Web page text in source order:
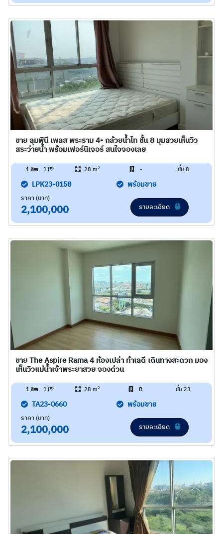
ขาย ลุมพินี เพลส พระราม 4- กล้วยน้ำไท ชั้น 8 มุมสวยเห็นวิว
สระว่ายน้ำ พร้อมเฟอร์นิเจอร์ สนใจจองเลย
1 1 28 m2 - ชั้น 8
LPK23-0158 พร้อมขาย
ราคา (บาท)
2,100,000 รายละเอียด
ขาย The Aspire Rama 4 ห้องเปล่า ทำเลดี เดินทางสะดวก มอง
เห็นวิวแม่น้ำเจ้าพระยาสวย จองด่วน
1 1 28 m2 B ชั้น 23
TA23-0660 พร้อมขาย
ราคา (บาท)
2,100,000 รายละเอียด